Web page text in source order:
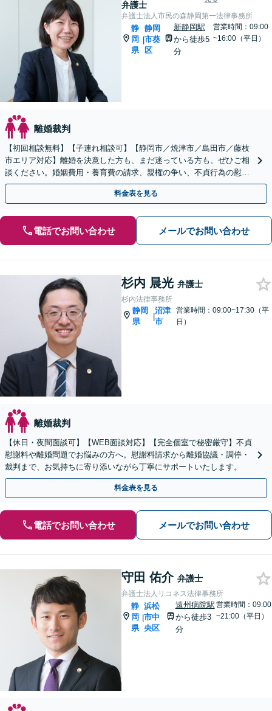
弁護士
弁護士法人市民の森静岡第一法律事務所
静
岡
県
|
静岡
市葵
区
新静岡駅
から徒歩5
分
営業時間：09:00
~16:00（平日）
離婚裁判
【初回相談無料】【子連れ相談可】【静岡市／焼津市／島田市／藤枝
市エリア対応】離婚を決意した方も、まだ迷っている方も、ぜひご相
談ください。婚姻費用・養育費の請求、親権の争い、不貞行為の慰謝
料請求、離婚原因の有無、財産分与など
料金表を見る
電話でお問い合わせ メールでお問い合わせ
杉内 晨光 弁護士
杉内法律事務所
静岡
県
|
沼津
市
営業時間：09:00~17:30（平
日）
離婚裁判
【休日・夜間面談可】【WEB面談対応】【完全個室で秘密厳守】不貞
慰謝料や離婚問題でお悩みの方へ。慰謝料請求から離婚協議・調停・
裁判まで、お気持ちに寄り添いながら丁寧にサポートいたします。
料金表を見る
電話でお問い合わせ メールでお問い合わせ
守田 佑介 弁護士
弁護士法人リコネス法律事務所
静
岡
県
|
浜松
市中
央区
遠州病院駅
から徒歩3
分
営業時間：09:00
~21:00（平日）